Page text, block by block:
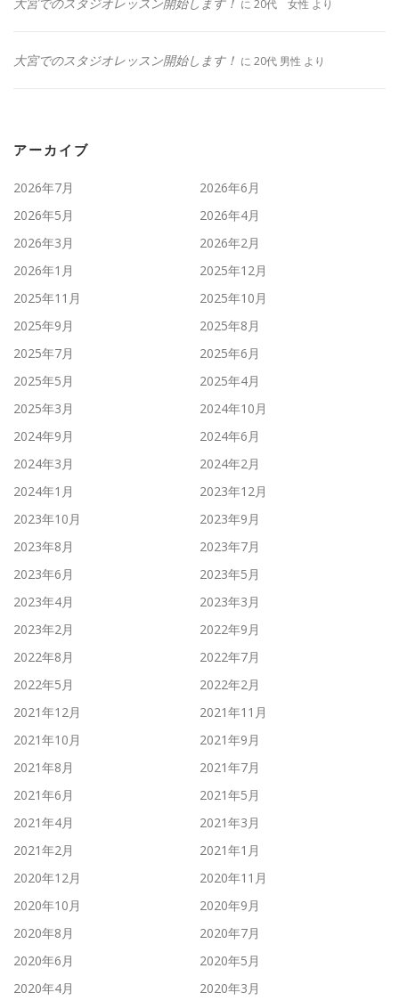
に 20代 女性 より
大宮でのスタジオレッスン開始します！ に 20代 男性 より
アーカイブ
2026年7月
2026年6月
2026年5月
2026年4月
2026年3月
2026年2月
2026年1月
2025年12月
2025年11月
2025年10月
2025年9月
2025年8月
2025年7月
2025年6月
2025年5月
2025年4月
2025年3月
2024年10月
2024年9月
2024年6月
2024年3月
2024年2月
2024年1月
2023年12月
2023年10月
2023年9月
2023年8月
2023年7月
2023年6月
2023年5月
2023年4月
2023年3月
2023年2月
2022年9月
2022年8月
2022年7月
2022年5月
2022年2月
2021年12月
2021年11月
2021年10月
2021年9月
2021年8月
2021年7月
2021年6月
2021年5月
2021年4月
2021年3月
2021年2月
2021年1月
2020年12月
2020年11月
2020年10月
2020年9月
2020年8月
2020年7月
2020年6月
2020年5月
2020年4月
2020年3月